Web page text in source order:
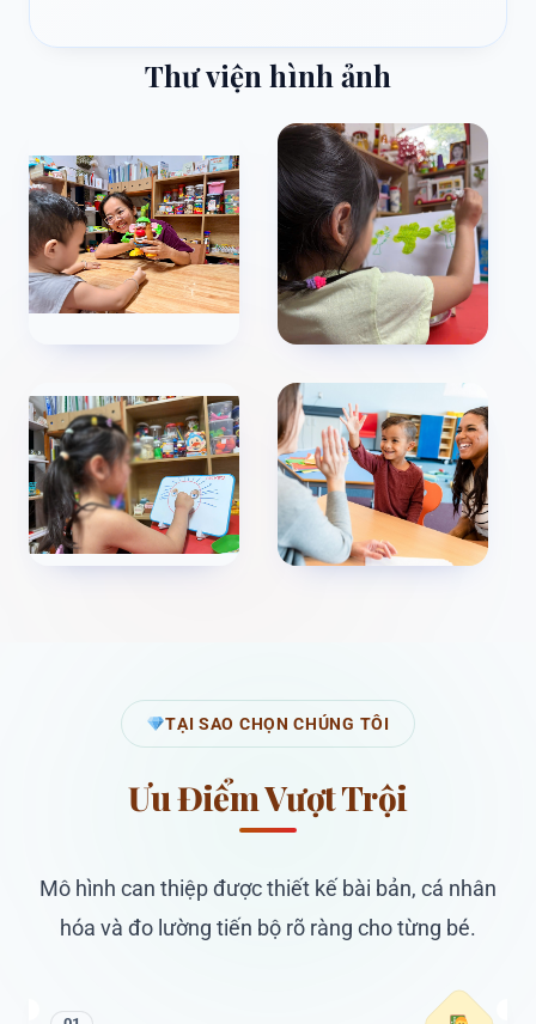
Thư viện hình ảnh
TẠI SAO CHỌN CHÚNG TÔI
Ưu Điểm Vượt Trội
Mô hình can thiệp được thiết kế bài bản, cá nhân
hóa và đo lường tiến bộ rõ ràng cho từng bé.